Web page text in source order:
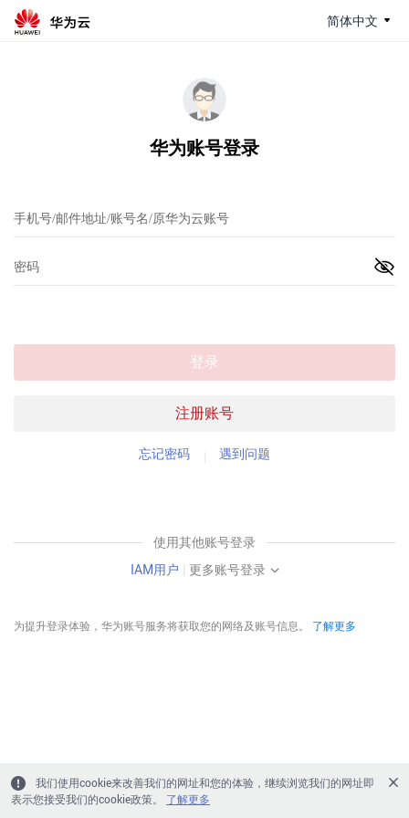
简体中文
华为账号登录
注册账号
登录
忘记密码 遇到问题
使用其他账号登录
IAM用户 | 更多账号登录
为提升登录体验，华为账号服务将获取您的网络及账号信息。 了解更多
我们使用cookie来改善我们的网址和您的体验，继续浏览我们的网址即
表示您接受我们的cookie政策。
了解更多